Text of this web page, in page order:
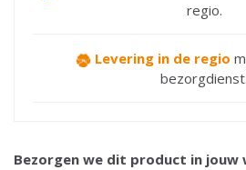
regio.
Levering in de regio
bezorgdienst.
Bezorgen we dit product in jouw